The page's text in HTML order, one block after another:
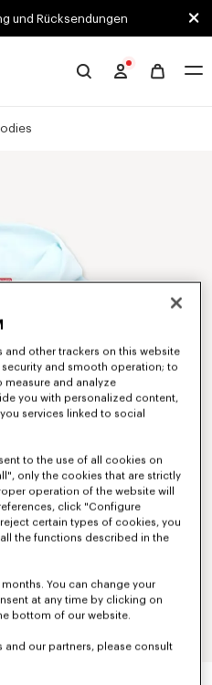
und Rücksendungen
and other trackers on this website
and smooth operation; to
measure and analyze
you with personalized content,
services linked to social
to the use of all cookies on
only the cookies that are strictly
operation of the website will
click "Configure
certain types of cookies, you
the functions described in the
You can change your
at any time by clicking on
bottom of our website.
our partners, please consult